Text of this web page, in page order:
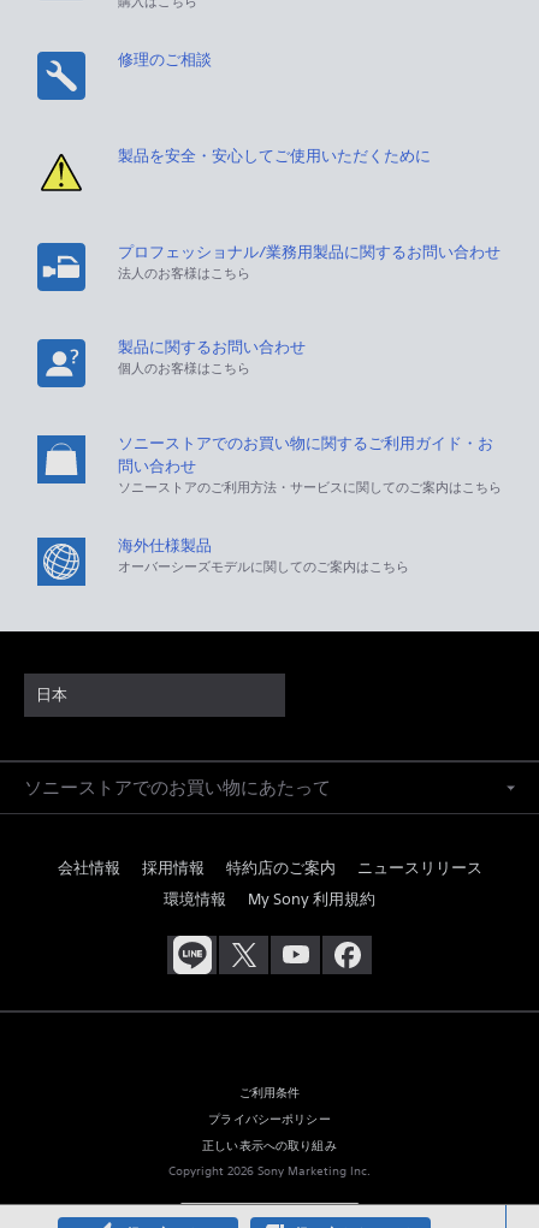
修理のご相談
製品を安全・安心してご使用いただくために
プロフェッショナル/業務用製品に関するお問い合わせ
法人のお客様はこちら
製品に関するお問い合わせ
個人のお客様はこちら
ソニーストアでのお買い物に関するご利用ガイド・お
問い合わせ
ソニーストアのご利用方法・サービスに関してのご案内はこちら
海外仕様製品
オーバーシーズモデルに関してのご案内はこちら
日本
ソニーストアでのお買い物にあたって
会社情報 採用情報 特約店のご案内
ニュースリリース
環境情報
My Sony 利用規約
ご利用条件
プライバシーポリシー
正しい表示への取り組み
Copyright 2026 Sony Marketing Inc.